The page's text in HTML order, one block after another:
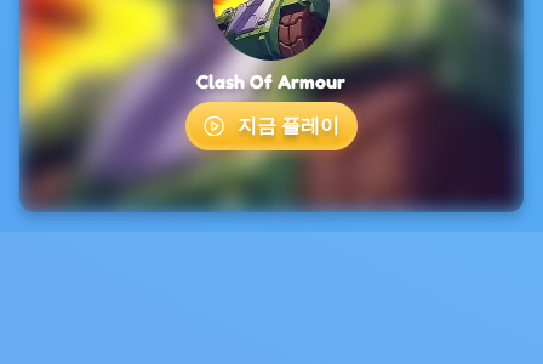
Clash Of Armour
지금 플레이